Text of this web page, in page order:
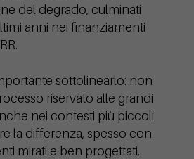
del degrado, culminati
anni nei finanziamenti
sottolinearlo: non
riservato alle grandi
nei contesti più piccoli
la differenza, spesso con
mirati e ben progettati.